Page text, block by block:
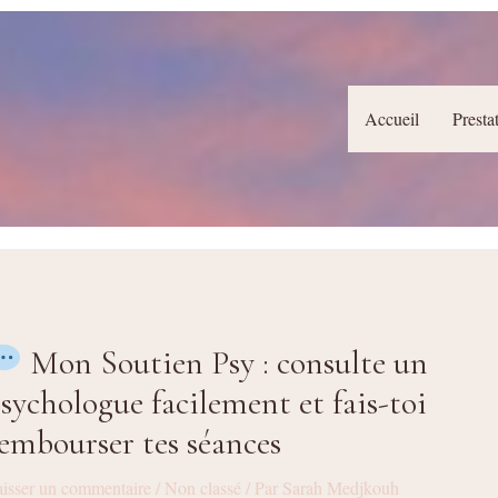
Accueil
Mon Soutien Psy : consulte un
facilement et fais-toi
tes séances
un commentaire / Non classé / Par Sarah Medjkouh